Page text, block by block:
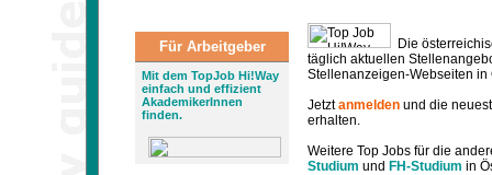
Für Arbeitgeber
Mit dem TopJob Hi!Way
einfach und effizient
AkademikerInnen
finden.
Die
täglich aktuellen
Stellenanzeigen-Webseiten in
Jetztanmelden und die
erhalten.
Weitere Top Jobs für die
Studium und FH-Studium in